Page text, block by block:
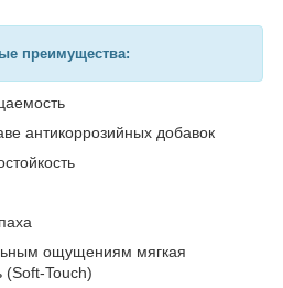
преимущества:
антикоррозийных добавок
ощущениям мягкая
(Soft-Touch)